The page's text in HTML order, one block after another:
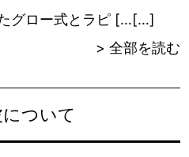
グロー式とラピ […
> 全部を読む
ついて